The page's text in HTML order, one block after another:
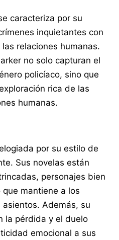
caracteriza por su
inquietantes con
relaciones humanas.
no solo capturan el
policíaco, sino que
rica de las
humanas.
por su estilo de
Sus novelas están
personajes bien
mantiene a los
Además, su
la pérdida y el duelo
emocional a sus